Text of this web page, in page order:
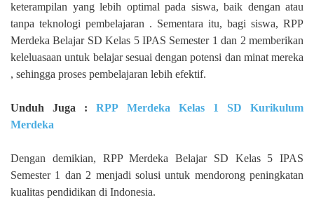
keterampilan yang lebih optimal pada siswa, baik dengan atau
tanpa teknologi pembelajaran . Sementara itu, bagi siswa, RPP
Merdeka Belajar SD Kelas 5 IPAS Semester 1 dan 2 memberikan
keleluasaan untuk belajar sesuai dengan potensi dan minat mereka
, sehingga proses pembelajaran lebih efektif.
Unduh Juga :RPP Merdeka Kelas 1 SD Kurikulum
Merdeka
Dengan demikian, RPP Merdeka Belajar SD Kelas 5 IPAS
Semester 1 dan 2 menjadi solusi untuk mendorong peningkatan
kualitas pendidikan di Indonesia.